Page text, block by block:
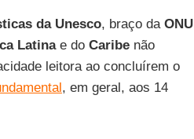
da Unesco, braço da ONU
Latinae do Caribenão
leitora ao concluírem o
, em geral, aos 14